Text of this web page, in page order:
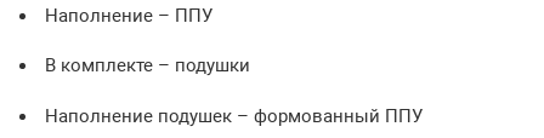
Наполнение – ППУ
В комплекте – подушки
Наполнение подушек – формованный ППУ